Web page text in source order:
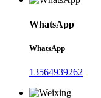
WhatsApp
WhatsApp
13564939262